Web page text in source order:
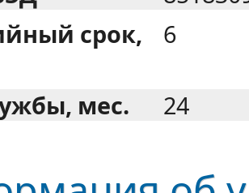
срок,
6
мес. 24